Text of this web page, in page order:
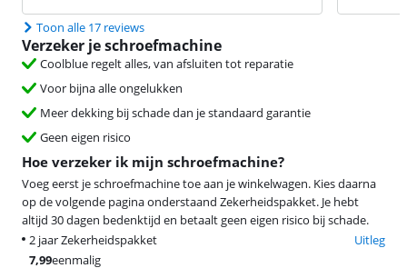
Toon alle 17 reviews
Verzeker je schroefmachine
Coolblue regelt alles, van afsluiten tot reparatie
Voor bijna alle ongelukken
Meer dekking bij schade dan je standaard garantie
Geen eigen risico
Hoe verzeker ik mijn schroefmachine?
Voeg eerst je schroefmachine toe aan je winkelwagen. Kies daarna
op de volgende pagina onderstaand Zekerheidspakket. Je hebt
altijd 30 dagen bedenktijd en betaalt geen eigen risico bij schade.
2 jaar Zekerheidspakket
Uitleg
7,99eenmalig